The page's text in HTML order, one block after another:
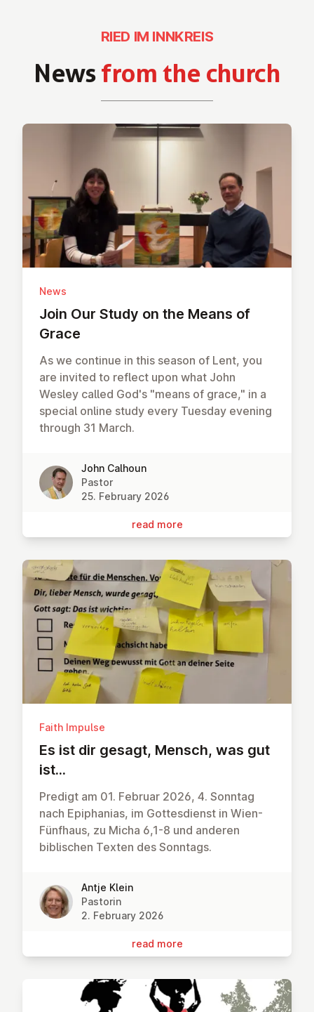
Newsfrom the church
RIED IM INNKREIS
News
Join Our Study on the Means of
Grace
As we continue in this season of Lent, you
are invited to reflect upon what John
Wesley called God's "means of grace," in a
special online study every Tuesday evening
through 31 March.
John Calhoun
Pastor
25. February 2026
read more
Faith Impulse
Es ist dir gesagt, Mensch, was gut
ist...
Predigt am 01. Februar 2026, 4. Sonntag
nach Epiphanias, im Gottesdienst in Wien-
Fünfhaus, zu Micha 6,1-8 und anderen
biblischen Texten des Sonntags.
Antje Klein
Pastorin
2. February 2026
read more